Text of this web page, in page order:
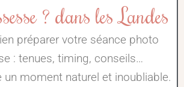
? dans les Landes
préparer votre séance photo
: tenues, timing, conseils…
un moment naturel et inoubliable.